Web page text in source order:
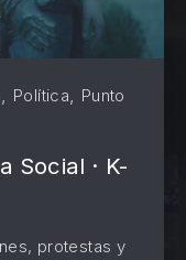
, Política, Punto
Social · K-
protestas y